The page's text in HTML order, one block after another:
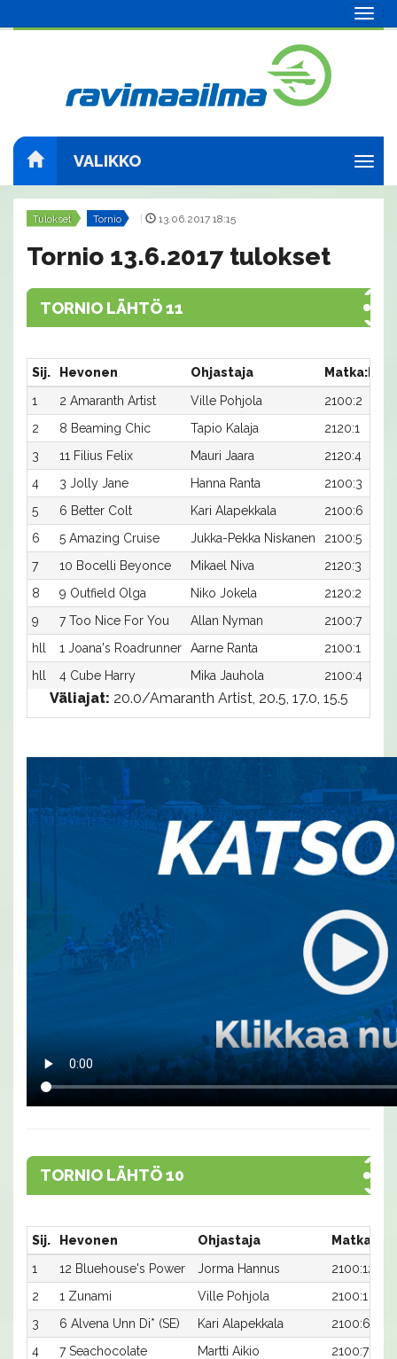
VALIKKO
Tulokset Tornio 13.06.2017 18:15
Tornio 13.6.2017 tulokset
TORNIO LÄHTÖ 11
Sij. Hevonen Ohjastaja
1
2 Amaranth Artist Ville Pohjola
2100:2
2
8 Beaming Chic Tapio Kalaja
2120:1
3
11 Filius Felix Mauri Jaara
2120:4
4
3 Jolly Jane Hanna Ranta
2100:3
5
6 Better Colt Kari Alapekkala
2100:6
6
5 Amazing Cruise Jukka-Pekka Niskanen
2100:5
7
10 Bocelli Beyonce Mikael Niva
2120:3
8
9 Outfield Olga Niko Jokela
2120:2
9
7 Too Nice For You Allan Nyman
2100:7
hll
1 Joana's Roadrunner Aarne Ranta
2100:1
hll
4 Cube Harry Mika Jauhola 2100:4
Väliajat: 20.0/Amaranth Artist, 20.5, 17.0, 15.5
TORNIO LÄHTÖ 10
Sij. Hevonen Ohjastaja
1
12 Bluehouse's Power Jorma Hannus
2100:12
2
1 Zunami Ville Pohjola
2100:1
3
6 Alvena Unn Di* (SE) Kari Alapekkala
2100:6
4
7 Seachocolate Martti Aikio
2100:7